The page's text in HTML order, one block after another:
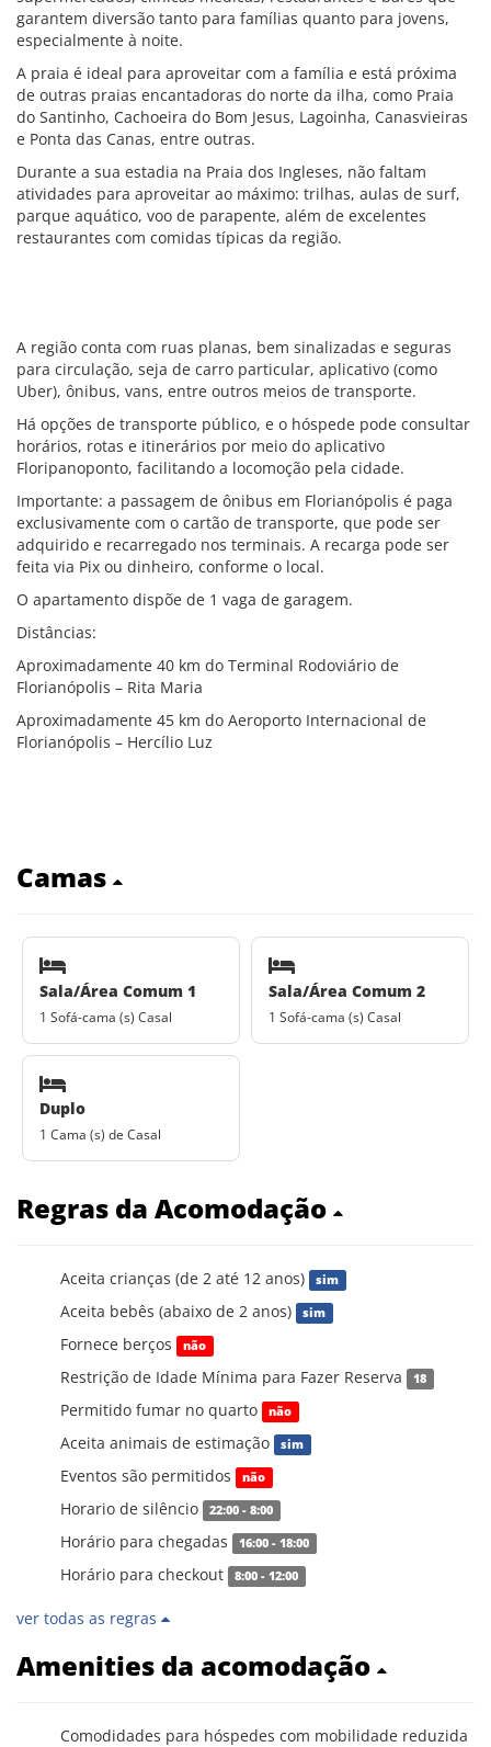
garantem diversão tanto para famílias quanto para jovens,
especialmente à noite.
A praia é ideal para aproveitar com a família e está próxima
de outras praias encantadoras do norte da ilha, como Praia
do Santinho, Cachoeira do Bom Jesus, Lagoinha, Canasvieiras
e Ponta das Canas, entre outras.
Durante a sua estadia na Praia dos Ingleses, não faltam
atividades para aproveitar ao máximo: trilhas, aulas de surf,
parque aquático, voo de parapente, além de excelentes
restaurantes com comidas típicas da região.
A região conta com ruas planas, bem sinalizadas e seguras
para circulação, seja de carro particular, aplicativo (como
Uber), ônibus, vans, entre outros meios de transporte.
Há opções de transporte público, e o hóspede pode consultar
horários, rotas e itinerários por meio do aplicativo
Floripanoponto, facilitando a locomoção pela cidade.
Importante: a passagem de ônibus em Florianópolis é paga
exclusivamente com o cartão de transporte, que pode ser
adquirido e recarregado nos terminais. A recarga pode ser
feita via Pix ou dinheiro, conforme o local.
O apartamento dispõe de 1 vaga de garagem.
Distâncias:
Aproximadamente 40 km do Terminal Rodoviário de
Florianópolis – Rita Maria
Aproximadamente 45 km do Aeroporto Internacional de
Florianópolis – Hercílio Luz
Camas
Sala/Área Comum 1
1 Sofá-cama (s) Casal
Sala/Área Comum 2
1 Sofá-cama (s) Casal
Duplo
1 Cama (s) de Casal
Regras da Acomodação
Aceita crianças (de 2 até 12 anos) sim
Aceita bebês (abaixo de 2 anos) sim
Fornece berços não
Restrição de Idade Mínima para Fazer Reserva 18
Permitido fumar no quarto não
Aceita animais de estimação sim
Eventos são permitidos não
Horario de silêncio 22:00 - 8:00
Horário para chegadas 16:00 - 18:00
Horário para checkout 8:00 - 12:00
ver todas as regras
Amenities da acomodação
Comodidades para hóspedes com mobilidade reduzida